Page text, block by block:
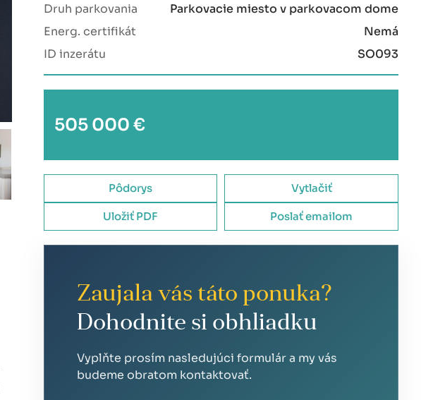
Druh parkovania
Parkovacie miesto v parkovacom dome
Energ. certifikát
Nemá
ID inzerátu
SO093
505 000 €
Pôdorys Vytlačiť
Uložiť PDF Poslať emailom
Zaujala vás táto ponuka?
Dohodnite si obhliadku
Vyplňte prosím nasledujúci formulár a my vás
budeme obratom kontaktovať.